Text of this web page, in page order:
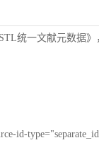
统一文献元数据
id-